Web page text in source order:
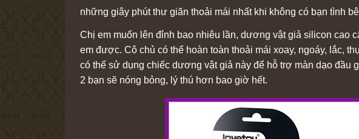
những giây phút thư giãn thoải mái nhất khi không có bạn tình
Chị em muốn lên đỉnh bao nhiêu lần, dương vật giả silicon cao
em được. Cô chủ có thể hoàn toàn thoải mái xoay, ngoáy, lắc,
có thể sử dụng chiếc dương vật giả này để hỗ trợ màn dạo đầu
2 bạn sẽ nóng bỏng, lý thú hơn bao giờ hết.